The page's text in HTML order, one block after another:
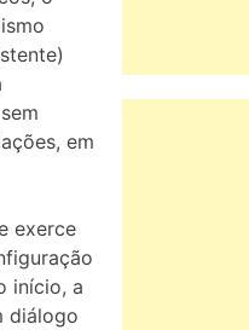
em
exerce
início, a
diálogo